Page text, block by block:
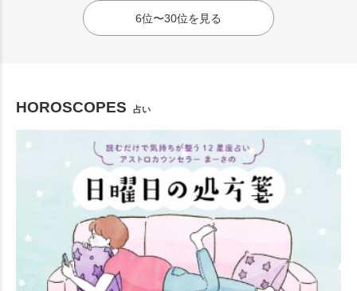
6位〜30位を見る
HOROSCOPES 占い